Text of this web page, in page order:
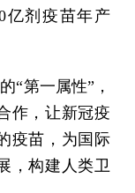
亿剂疫苗年产
“第一属性”，
作，让新冠疫
疫苗，为国际
，构建人类卫